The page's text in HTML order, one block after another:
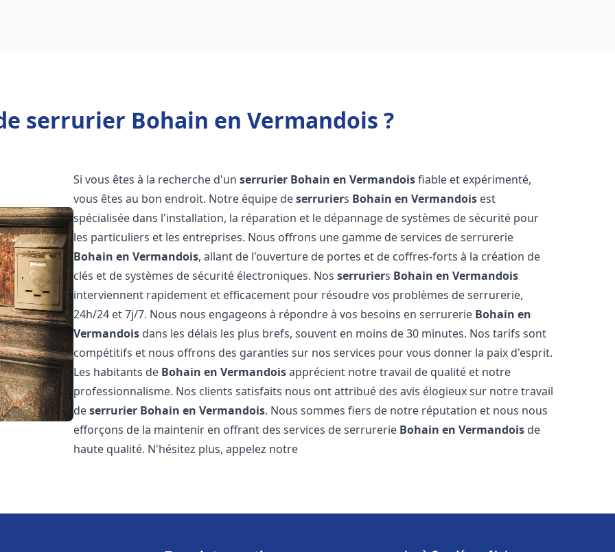
serrurier Bohain en Vermandois ?
Si vous êtes à la recherche d'unserrurier Bohain en Vermandoisfiable et expérimenté,
vous êtes au bon endroit. Notre équipe deserruriers Bohain en Vermandois est
spécialisée dans l'installation, la réparation et le dépannage de systèmes de sécurité pour
les particuliers et les entreprises. Nous offrons une gamme de services de serrurerie
Bohain en Vermandois, allant de l'ouverture de portes et de coffres-forts à la création de
clés et de systèmes de sécurité électroniques. Nosserruriers Bohain en Vermandois
interviennent rapidement et efficacement pour résoudre vos problèmes de serrurerie,
24h/24 et 7j/7. Nous nous engageons à répondre à vos besoins en serrurerie Bohain en
Vermandois dans les délais les plus brefs, souvent en moins de 30 minutes. Nos tarifs sont
compétitifs et nous offrons des garanties sur nos services pour vous donner la paix d'esprit.
Les habitants de Bohain en Vermandoisapprécient notre travail de qualité et notre
professionnalisme. Nos clients satisfaits nous ont attribué des avis élogieux sur notre travail
deserrurier Bohain en Vermandois. Nous sommes fiers de notre réputation et nous nous
efforçons de la maintenir en offrant des services de serrurerie Bohain en Vermandois de
haute qualité. N'hésitez plus, appelez notre